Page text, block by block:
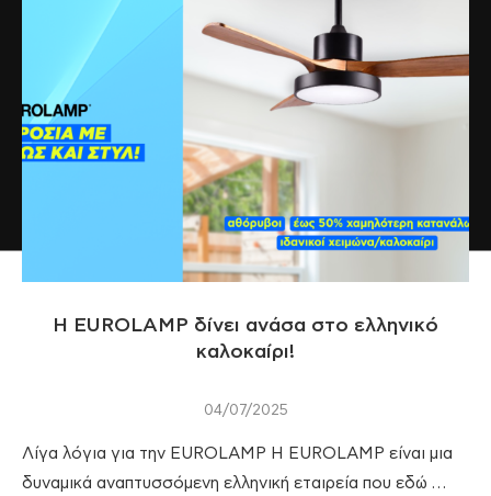
Η EUROLAMP δίνει ανάσα στο ελληνικό
καλοκαίρι!
04/07/2025
Λίγα λόγια για την EUROLAMP Η EUROLAMP είναι μια
δυναμικά αναπτυσσόμενη ελληνική εταιρεία που εδώ …